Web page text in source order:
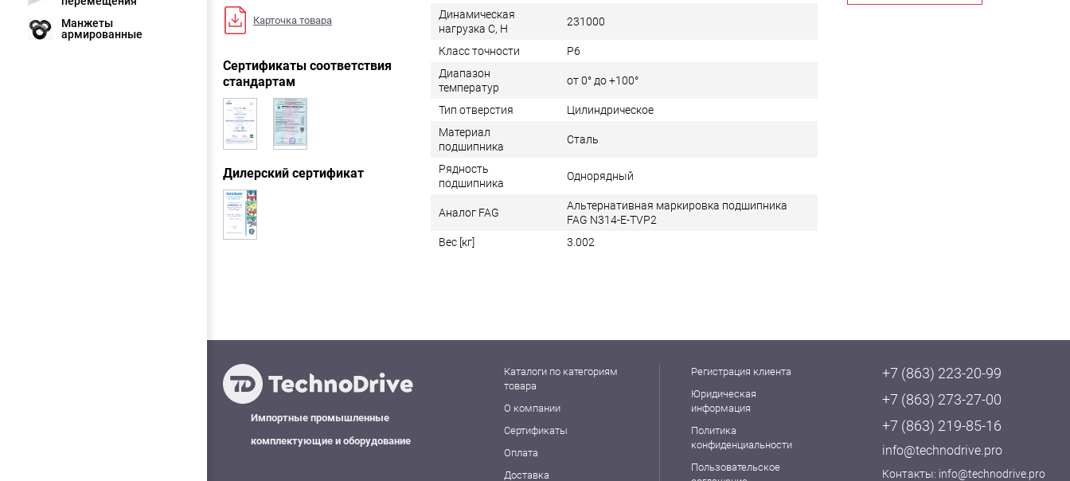
Манжеты
армированные
Карточка товара
Сертификаты соответствия
стандартам
Дилерский сертификат
Динамическая
нагрузка C, Н
231000
Класс точности
P6
Диапазон
температур
от 0° до +100°
Тип отверстия
Цилиндрическое
Материал
подшипника
Сталь
Рядность
подшипника
Однорядный
Аналог FAG
Альтернативная маркировка подшипника
FAG N314-E-TVP2
Вес [кг]
3.002
Импортные промышленные
комплектующие и оборудование
Каталоги по категориям
товара
О компании
Сертификаты
Оплата
Доставка
Регистрация клиента
Юридическая
информация
Политика
конфиденциальности
Пользовательское
+7 (863) 223-20-99
+7 (863) 273-27-00
+7 (863) 219-85-16
info@technodrive.pro
Контакты: info@technodrive.pro